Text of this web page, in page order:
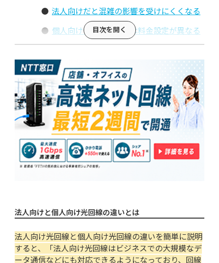
法人向けだと混雑の影響を受けにくくなる
個人向けと法人向けでは料金設定が異なる
法人契約で光回線・プロバイダを選ぶ
際の注意点
法人契約できる光回線を選ぶ
サポート・サービスが充実しているか調べ
る
「月額料金＋オプション料金」が予算内に
収まるか確かめる
ストレスのない通信速度かチェックする
違約金があるか確認しておく
オフィスが提供エリア内にあるかチェック
法人向けと個人向け光回線の違いとは
法人向け光回線と個人向け光回線の違いを簡単に説明
すると、「法人向け光回線はビジネスでの大規模なデ
ータ通信などにも対応できるようになっており、回線